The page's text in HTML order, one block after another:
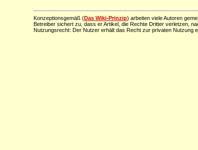
Konzeptionsgemäß (Das Wiki-Prinzip) arbeiten viele Autoren
Betreiber sichert zu, dass er Artikel, die Rechte Dritter verletzen,
Nutzungsrecht: Der Nutzer erhält das Recht zur privaten Nutzung